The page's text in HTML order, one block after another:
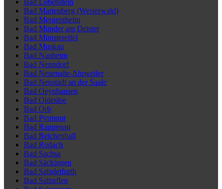
Bad Lobenstein
Bad Marienberg (Westerwald)
Bad Mergentheim
Bad Münder am Deister
Bad Münstereifel
Bad Muskau
Bad Nauheim
Bad Nenndorf
Bad Neuenahr-Ahrweiler
Bad Neustadt an der Saale
Bad Oeynhausen
Bad Oldesloe
Bad Orb
Bad Pyrmont
Bad Rappenau
Bad Reichenhall
Bad Rodach
Bad Sachsa
Bad Säckingen
Bad Salzdetfurth
Bad Salzuflen